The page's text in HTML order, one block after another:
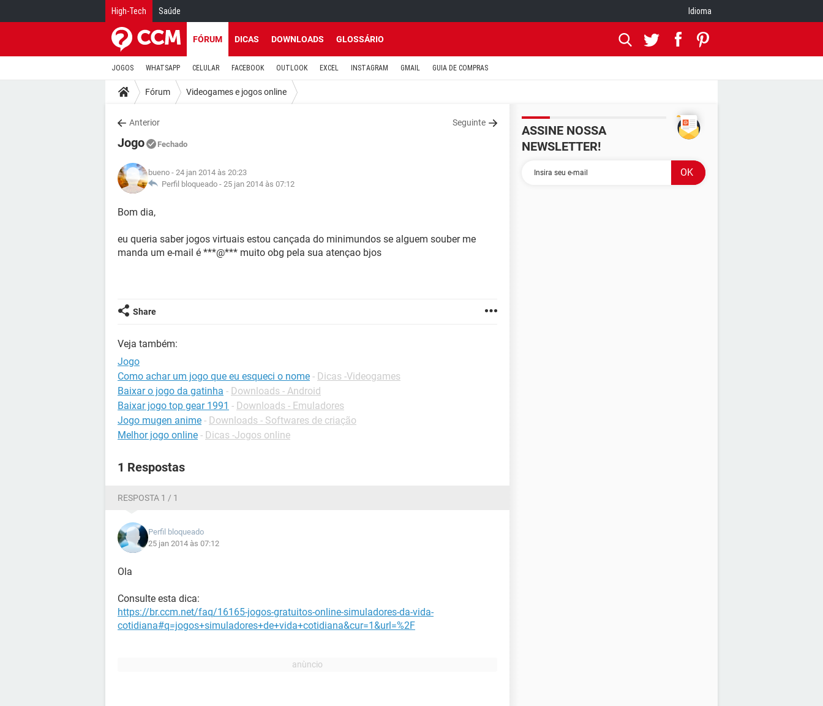
High-Tech Saúde Idioma
FÓRUM DICAS DOWNLOADS GLOSSÁRIO
JOGOS WHATSAPP CELULAR FACEBOOK OUTLOOK EXCEL INSTAGRAM GMAIL GUIA DE COMPRAS
Fórum Videogames e jogos online
Anterior Seguinte
Jogo Fechado
bueno - 24 jan 2014 às 20:23
Perfil bloqueado - 25 jan 2014 às 07:12
Bom dia,
eu queria saber jogos virtuais estou cançada do minimundos se alguem souber me
manda um e-mail é ***@*** muito obg pela sua atençao bjos
Share
Veja também:
Jogo
Como achar um jogo que eu esqueci o nome - Dicas -Videogames
Baixar o jogo da gatinha - Downloads - Android
Baixar jogo top gear 1991 - Downloads - Emuladores
Jogo mugen anime - Downloads - Softwares de criação
Melhor jogo online - Dicas -Jogos online
1 Respostas
RESPOSTA 1 / 1
Perfil bloqueado
25 jan 2014 às 07:12
Ola
Consulte esta dica:
https://br.ccm.net/faq/16165-jogos-gratuitos-online-simuladores-da-vida-
cotidiana#q=jogos+simuladores+de+vida+cotidiana&cur=1&url=%2F
ASSINE NOSSA
NEWSLETTER!